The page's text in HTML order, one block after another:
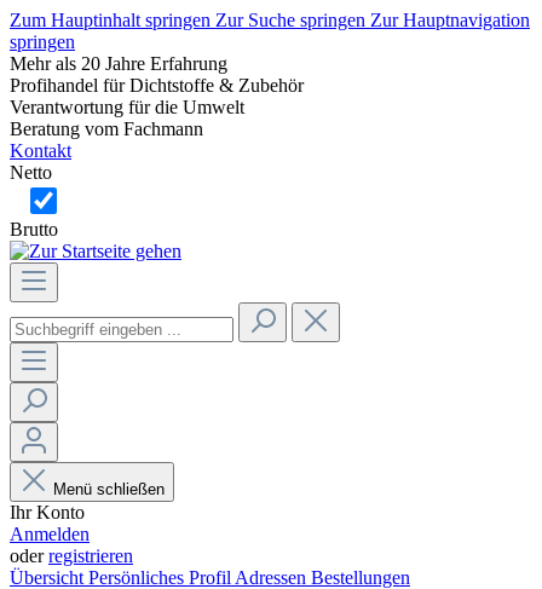
Zum Hauptinhalt springen Zur Suche springen Zur Hauptnavigation
springen
Mehr als 20 Jahre Erfahrung
Profihandel für Dichtstoffe & Zubehör
Verantwortung für die Umwelt
Beratung vom Fachmann
Kontakt
Netto
Brutto
Menü schließen
Ihr Konto
Anmelden
oderregistrieren
Übersicht Persönliches Profil Adressen Bestellungen